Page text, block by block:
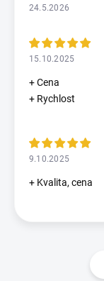
24.5.2026
15.10.2025
+ Cena
+ Rychlost
9.10.2025
+ Kvalita, cena